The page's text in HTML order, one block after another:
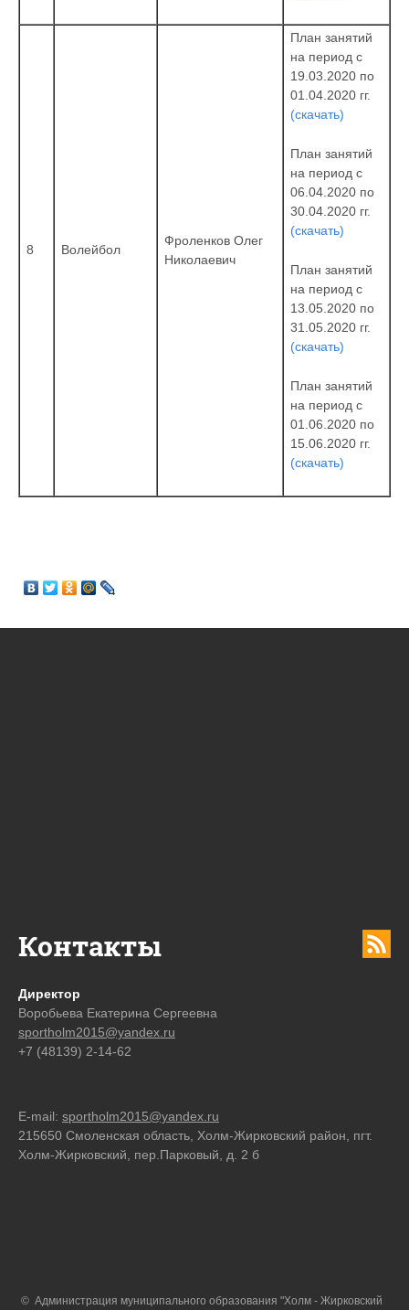
8 Волейбол
Фроленков Олег
Николаевич
План занятий
на период с
19.03.2020 по
01.04.2020 гг.
(скачать)
План занятий
на период с
06.04.2020 по
30.04.2020 гг.
(скачать)
План занятий
на период с
13.05.2020 по
31.05.2020 гг.
(скачать)
План занятий
на период с
01.06.2020 по
15.06.2020 гг.
(скачать)
Контакты
Директор
Воробьева Екатерина Сергеевна
sportholm2015@yandex.ru
+7 (48139) 2-14-62
E-mail: sportholm2015@yandex.ru
215650 Смоленская область, Холм-Жирковский район, пгт.
Холм-Жирковский, пер.Парковый, д. 2 б
© Администрация муниципального образования "Холм - Жирковский